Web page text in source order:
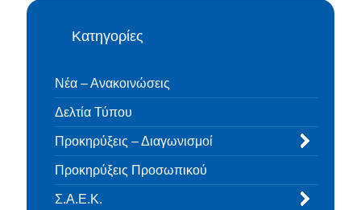
Κατηγορίες
Νέα – Ανακοινώσεις
Δελτία Τύπου
Προκηρύξεις – Διαγωνισμοί
Προκηρύξεις Προσωπικού
Σ.Α.Ε.Κ.